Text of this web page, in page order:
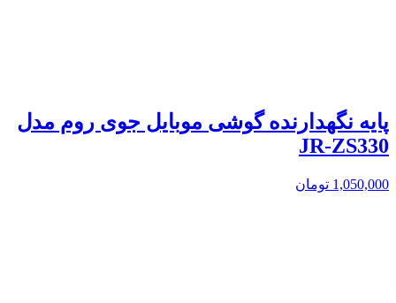
پایه نگهدارنده گوشی موبایل جوی روم مدل
JR-ZS330
1,050,000 تومان